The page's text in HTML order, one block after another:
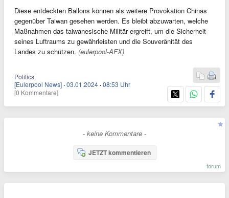
Diese entdeckten Ballons können als weitere Provokation Chinas
gegenüber Taiwan gesehen werden. Es bleibt abzuwarten, welche
Maßnahmen das taiwanesische Militär ergreift, um die Sicherheit
seines Luftraums zu gewährleisten und die Souveränität des
Landes zu schützen. (eulerpool-AFX)
Politics
[Eulerpool News] ·03.01.2024 ·08:53 Uhr
[0 Kommentare]
- keine Kommentare -
JETZT kommentieren
forum